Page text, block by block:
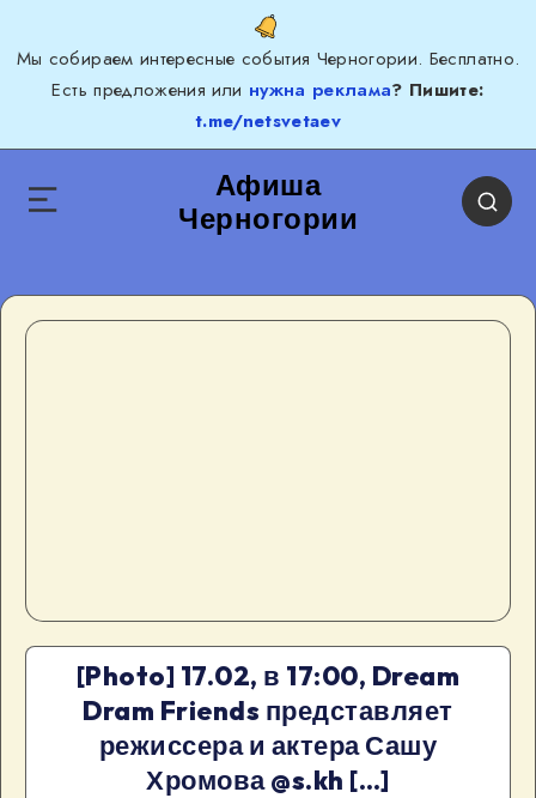
Мы собираем интересные события Черногории. Бесплатно.
Есть предложения или нужна реклама? Пишите:
t.me/netsvetaev
Афиша
Черногории
[Photo] 17.02, в 17:00, Dream
Dram Friends представляет
режиссера и актера Сашу
Хромова @s.kh […]